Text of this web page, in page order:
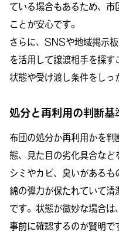
ている場合もあるため、市
ことが安心です。
さらに、SNSや地域掲示
を活用して譲渡相手を探
状態や受け渡し条件をしっ
処分と再利用の判断基
布団の処分か再利用かを判
態、見た目の劣化具合など
シミやカビ、臭いがある
綿の弾力が保たれていて清
です。状態が微妙な場合は
事前に確認するのが賢明で